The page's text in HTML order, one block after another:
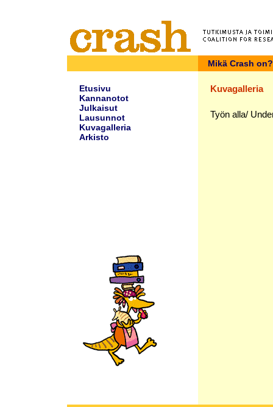
Mikä Crash on?
Etusivu
Kannanotot
Julkaisut
Lausunnot
Kuvagalleria
Arkisto
Kuvagalleria
Työn alla/